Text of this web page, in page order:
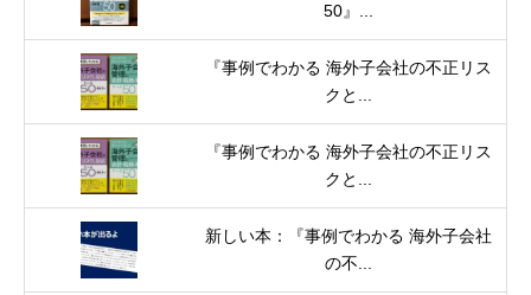
50』...
『事例でわかる 海外子会社の不正リス
クと...
『事例でわかる 海外子会社の不正リス
クと...
新しい本：『事例でわかる 海外子会社
の不...